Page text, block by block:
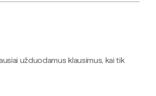
užduodamus klausimus, kai tik